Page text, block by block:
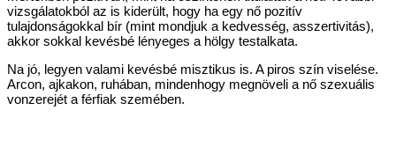
vizsgálatokból az is kiderült, hogy ha egy nő pozitív
tulajdonságokkal bír (mint mondjuk a kedvesség, asszertivitás),
akkor sokkal kevésbé lényeges a hölgy testalkata.
Na jó, legyen valami kevésbé misztikus is. A piros szín viselése.
Arcon, ajkakon, ruhában, mindenhogy megnöveli a nő szexuális
vonzerejét a férfiak szemében.